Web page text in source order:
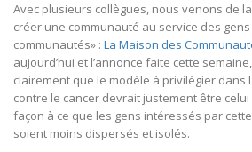
Avec plusieurs collègues, nous venons de
créer une communauté au service des
communautés» : La Maison des
aujourd’hui et l’annonce faite cette
clairement que le modèle à privilégier dans
contre le cancer devrait justement être
façon à ce que les gens intéressés par
soient moins dispersés et isolés.